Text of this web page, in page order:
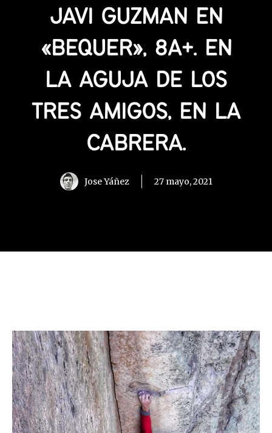
JAVI GUZMAN EN
«BEQUER», 8A+. EN
LA AGUJA DE LOS
TRES AMIGOS, EN LA
CABRERA.
Jose Yáñez 27 mayo, 2021